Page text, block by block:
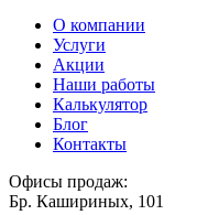
О компании
Услуги
Акции
Наши работы
Калькулятор
Блог
Контакты
Офисы продаж:
Бр. Кашириных, 101